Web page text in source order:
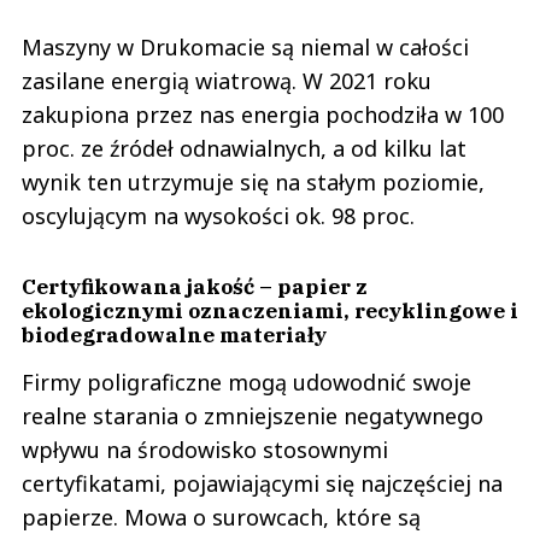
Maszyny w Drukomacie są niemal w całości
zasilane energią wiatrową. W 2021 roku
zakupiona przez nas energia pochodziła w 100
proc. ze źródeł odnawialnych, a od kilku lat
wynik ten utrzymuje się na stałym poziomie,
oscylującym na wysokości ok. 98 proc.
Certyfikowana jakość – papier z
ekologicznymi oznaczeniami, recyklingowe i
biodegradowalne materiały
Firmy poligraficzne mogą udowodnić swoje
realne starania o zmniejszenie negatywnego
wpływu na środowisko stosownymi
certyfikatami, pojawiającymi się najczęściej na
papierze. Mowa o surowcach, które są